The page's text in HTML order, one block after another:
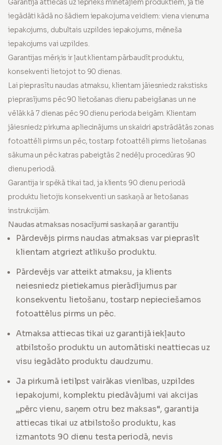
Garantija attiecas uz iepriekš minētajiem produktiem, ja tie
iegādāti kādā no šādiem iepakojuma veidiem: viena vienuma
iepakojums, dubultais uzpildes iepakojums, mēneša
iepakojums vai uzpildes.
Garantijas mērķis ir ļaut klientam pārbaudīt produktu,
konsekventi lietojot to 90 dienas.
Lai pieprasītu naudas atmaksu, klientam jāiesniedz rakstisks
pieprasījums pēc 90 lietošanas dienu pabeigšanas un ne
vēlāk kā 7 dienas pēc 90 dienu perioda beigām. Klientam
jāiesniedz pirkuma apliecinājums un skaidri apstrādātās zonas
fotoattēli pirms un pēc, tostarp fotoattēli pirms lietošanas
sākuma un pēc katras pabeigtās 2 nedēļu procedūras 90
dienu periodā.
Garantija ir spēkā tikai tad, ja klients 90 dienu periodā
produktu lietojis konsekventi un saskaņā ar lietošanas
instrukcijām.
Naudas atmaksas nosacījumi saskaņā ar garantiju
Pārdevējs pirms naudas atmaksas var pieprasīt
klientam atgriezt atlikušo produktu.
Pārdevējs var atteikt atmaksu, ja klients
neiesniedz pietiekamus pierādījumus par
konsekventu lietošanu, tostarp nepieciešamos
fotoattēlus pirms un pēc.
Atmaksa attiecas tikai uz garantijā iekļauto
atbilstošo produktu un automātiski neattiecas uz
visu iegādāto produktu daudzumu.
Ja pirkumā ietilpst vairākas vienības, uzpildes
iepakojumi, komplektu piedāvājumi vai akcijas
„pērc vienu, saņem otru bez maksas“, garantija
attiecas tikai uz atbilstošo produktu, kas
izmantots 90 dienu testa periodā, nevis